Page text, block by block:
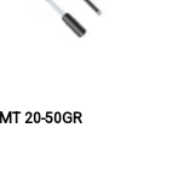
20-50GR